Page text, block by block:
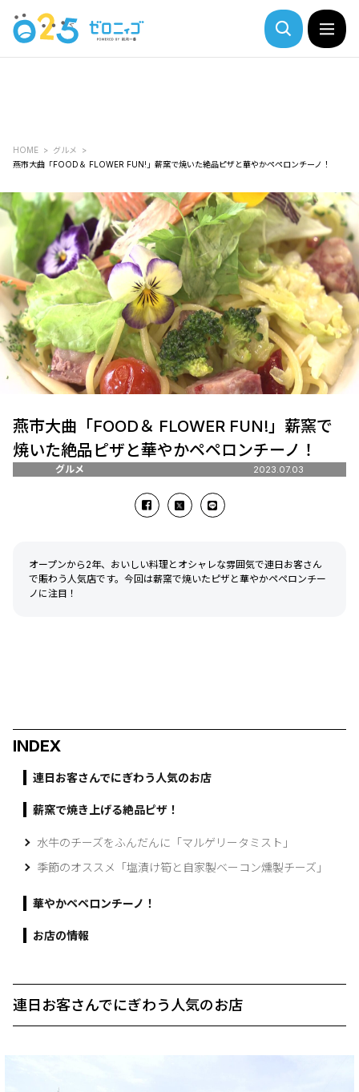
HOME
グルメ
燕市大曲「FOOD＆ FLOWER FUN!」薪窯で焼いた絶品ピザと華やかペペロンチーノ！
燕市大曲「FOOD＆ FLOWER FUN!」薪窯で
焼いた絶品ピザと華やかペペロンチーノ！
グルメ 2023.07.03
オープンから2年、おいしい料理とオシャレな雰囲気で連日お客さん
で賑わう人気店です。今回は薪窯で焼いたピザと華やかペペロンチー
ノに注目！
INDEX
連日お客さんでにぎわう人気のお店
薪窯で焼き上げる絶品ピザ！
水牛のチーズをふんだんに「マルゲリータミスト」
季節のオススメ「塩漬け筍と自家製ベーコン燻製チーズ」
華やかペペロンチーノ！
お店の情報
連日お客さんでにぎわう人気のお店